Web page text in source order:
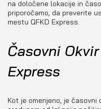
na določene lokacije in
priporočamo, da preverite
mestu QFKD Express.
Časovni
Express
Kot je omenjeno, je časovni